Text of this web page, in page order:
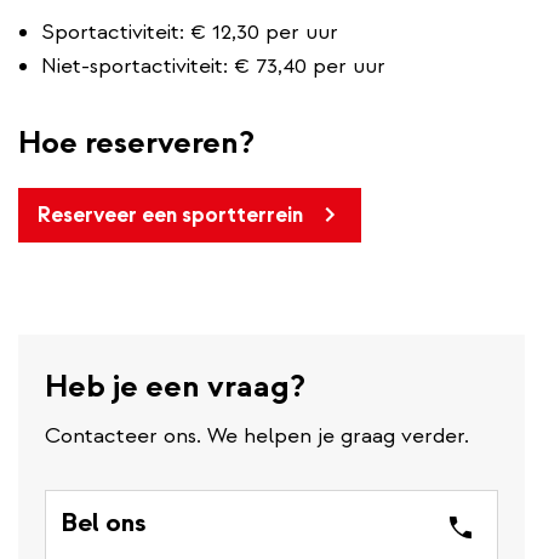
Sportactiviteit: € 12,30 per uur
Niet-sportactiviteit: € 73,40 per uur
Hoe reserveren?
Reserveer een sportterrein
Heb je een vraag?
Contacteer ons. We helpen je graag verder.
Bel ons